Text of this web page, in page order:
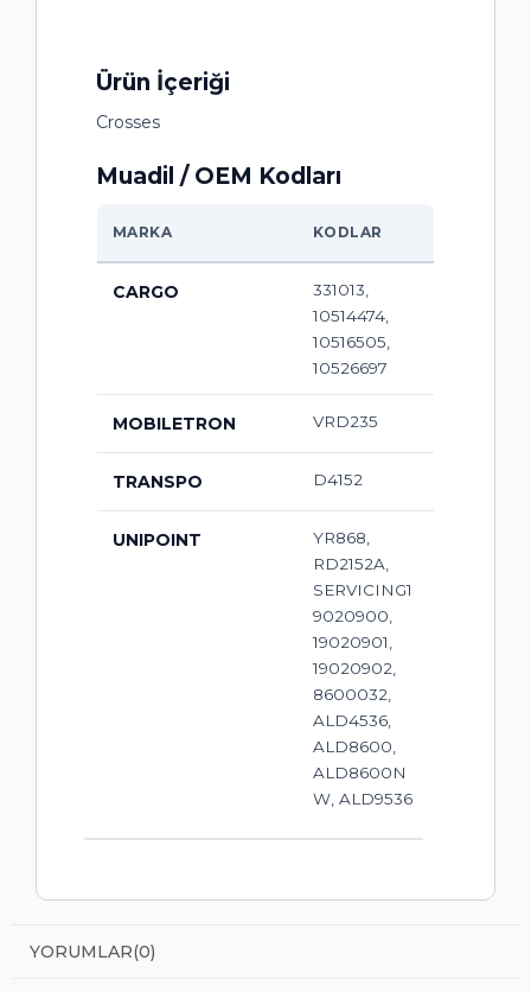
Ürün İçeriği
Crosses
Muadil / OEM Kodları
MARKA KODLAR
CARGO
331013,
10514474,
10516505,
10526697
MOBILETRON VRD235
TRANSPO D4152
UNIPOINT
YR868,
RD2152A,
SERVICING1
9020900,
19020901,
19020902,
8600032,
ALD4536,
ALD8600,
ALD8600N
W, ALD9536
YORUMLAR(0)